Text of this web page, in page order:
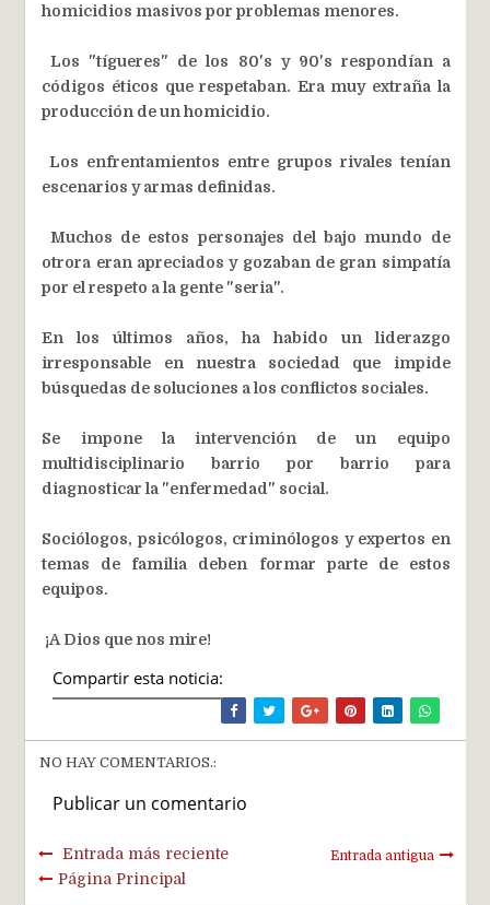
homicidios masivos por problemas menores.
Los "tígueres" de los 80's y 90's respondían a
códigos éticos que respetaban. Era muy extraña la
producción de un homicidio.
Los enfrentamientos entre grupos rivales tenían
escenarios y armas definidas.
Muchos de estos personajes del bajo mundo de
otrora eran apreciados y gozaban de gran simpatía
por el respeto a la gente "seria".
En los últimos años, ha habido un liderazgo
irresponsable en nuestra sociedad que impide
búsquedas de soluciones a los conflictos sociales.
Se impone la intervención de un equipo
multidisciplinario barrio por barrio para
diagnosticar la "enfermedad" social.
Sociólogos, psicólogos, criminólogos y expertos en
temas de familia deben formar parte de estos
equipos.
¡A Dios que nos mire!
Compartir esta noticia:
NO HAY COMENTARIOS.:
Publicar un comentario
Entrada más reciente Entrada antigua
Página Principal